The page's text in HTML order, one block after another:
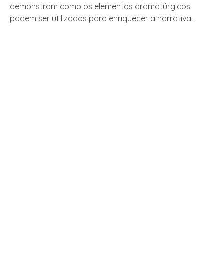
demonstram como os elementos dramatúrgicos
podem ser utilizados para enriquecer a narrativa.